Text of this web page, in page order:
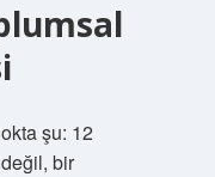
şu: 12
bir